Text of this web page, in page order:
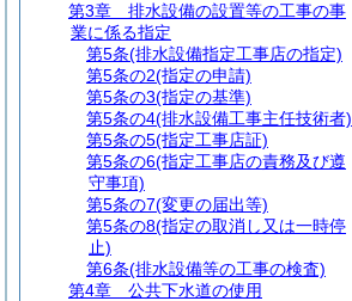
第3章
排水設備の設置等の工事の事
業に係る指定
第5条(排水設備指定工事店の指定)
第5条の2(指定の申請)
第5条の3(指定の基準)
第5条の4(排水設備工事主任技術者)
第5条の5(指定工事店証)
第5条の6(指定工事店の責務及び遵
守事項)
第5条の7(変更の届出等)
第5条の8(指定の取消し又は一時停
止)
第6条(排水設備等の工事の検査)
第4章
公共下水道の使用